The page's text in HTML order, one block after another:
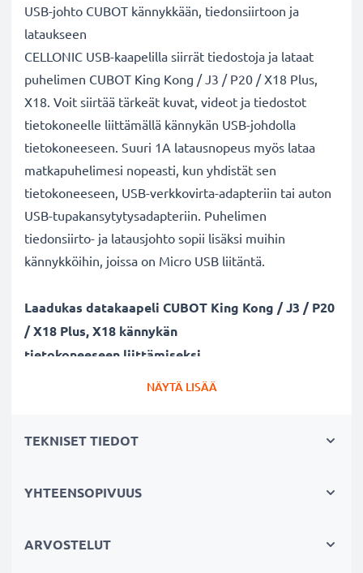
USB-johto CUBOT kännykkään, tiedonsiirtoon ja
lataukseen
CELLONIC USB-kaapelilla siirrät tiedostoja ja lataat
puhelimen CUBOT King Kong / J3 / P20 / X18 Plus,
X18. Voit siirtää tärkeät kuvat, videot ja tiedostot
tietokoneelle liittämällä kännykän USB-johdolla
tietokoneeseen. Suuri 1A latausnopeus myös lataa
matkapuhelimesi nopeasti, kun yhdistät sen
tietokoneeseen, USB-verkkovirta-adapteriin tai auton
USB-tupakansytytysadapteriin. Puhelimen
tiedonsiirto- ja latausjohto sopii lisäksi muihin
kännykköihin, joissa on Micro USB liitäntä.
Laadukas datakaapeli CUBOT King Kong / J3 / P20
/ X18 Plus, X18 kännykän
tietokoneeseen liittämiseksi
✔ Turvallinen tiedonsiirto - johto dokumenttien,
✔ Ohjelmistopäivitykset - suuren tietomäärän siirto
✔ Nopea tiedonsiirto - tiedonsiirtokaapeli uusimmalla
✔ Yhteensopiva myös aiempien USB-versioiden
NÄYTÄ LISÄÄ
TEKNISET TIEDOT
YHTEENSOPIVUUS
ARVOSTELUT